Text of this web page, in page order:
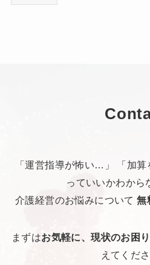
「運営指導が怖い…」 「加
っていいかわか
介護経営のお悩みについて 無
まずはお気軽に、現状のお困
えてくださ